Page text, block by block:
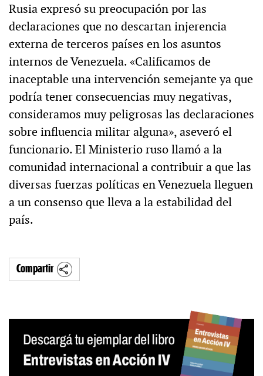
Rusia expresó su preocupación por las
declaraciones que no descartan injerencia
externa de terceros países en los asuntos
internos de Venezuela. «Calificamos de
inaceptable una intervención semejante ya que
podría tener consecuencias muy negativas,
consideramos muy peligrosas las declaraciones
sobre influencia militar alguna», aseveró el
funcionario. El Ministerio ruso llamó a la
comunidad internacional a contribuir a que las
diversas fuerzas políticas en Venezuela lleguen
a un consenso que lleva a la estabilidad del
país.
Compartir